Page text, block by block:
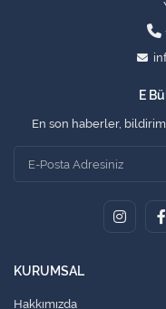
E
En son haberler,
KURUMSAL
Hakkımızda